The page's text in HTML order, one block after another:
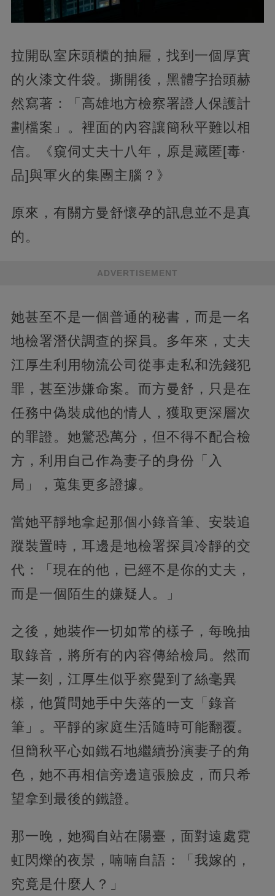
拉開臥室床頭櫃的抽屜，找到一個厚實
的火漆文件袋。撕開後，黑體字抬頭赫
然寫著：「高雄地方檢察署證人保護計
劃檔案」。裡面的內容讓簡秋平難以相
信。《窺伺丈夫十八年，原是藏匿[毒·
品]與軍火的集團主腦？》
原來，有關方曼舒懷孕的訊息並不是真
的。
ADVERTISEMENT
她甚至不是一個普通的秘書，而是一名
地檢署潛伏調查的探員。多年來，丈夫
江厚生利用物流公司從事走私和洗錢犯
罪，甚至涉嫌命案。而方曼舒，只是在
任務中偽裝成他的情人，獲取更深層次
的罪證。她驚恐萬分，但不得不配合檢
方，利用自己作為妻子的身份「入
局」，蒐集更多證據。
當她平靜地拿起那個小錄音筆、安裝追
蹤裝置時，耳邊是地檢署探員冷靜的交
代：「現在的他，已經不是你的丈夫，
而是一個陌生的嫌疑人。」
之後，她裝作一切如常的樣子，每晚抽
取錄音，將所有的內容傳給檢局。然而
某一刻，江厚生似乎察覺到了絲毫異
樣，他質問她手中失落的一支「錄音
筆」。平靜的家庭生活隨時可能翻覆。
但簡秋平心如鐵石地繼續扮演妻子的角
色，她不再相信旁邊這張臉皮，而只希
望拿到最後的鐵證。
那一晚，她獨自站在陽臺，面對遠處霓
虹閃爍的夜景，喃喃自語：「我嫁的，
究竟是什麼人？」